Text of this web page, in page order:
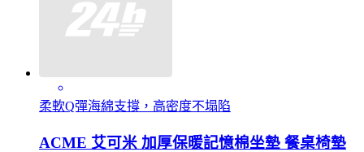
柔軟Q彈海綿支撐，高密度不塌陷
ACME 艾可米 加厚保暖記憶棉坐墊 餐桌椅墊